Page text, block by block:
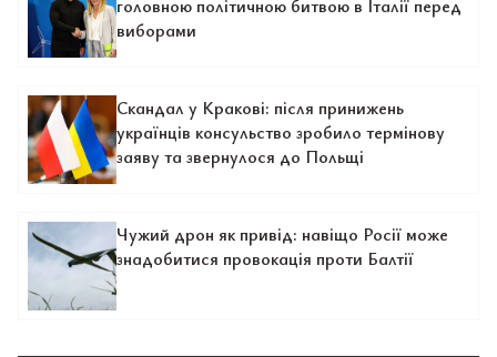
головною політичною битвою в Італії перед
виборами
Скандал у Кракові: після принижень
українців консульство зробило термінову
заяву та звернулося до Польщі
Чужий дрон як привід: навіщо Росії може
знадобитися провокація проти Балтії